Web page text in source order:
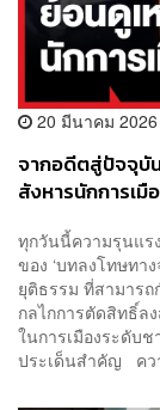
20 มีนาคม 2026
จากอดีตสู่ปัจจุบั
สังหารนักการเมื
ทุกวันนี้ความรุนแร
ของ ‘บทลงโทษทา
ยุติธรรม ที่สามารถ
กลไกการตัดสิทธิ์ล
ในการเมืองระดับ
ประเด็นสำคัญ คว